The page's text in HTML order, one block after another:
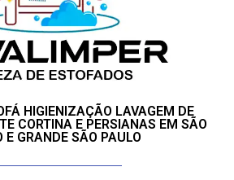
HIGIENIZAÇÃO LAVAGEM DE
CORTINA E PERSIANAS EM SÃO
E GRANDE SÃO PAULO